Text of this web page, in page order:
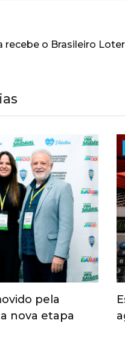
recebe o Brasileiro
pela
nova etapa